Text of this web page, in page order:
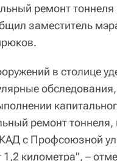
ремонт
заместитель
в столице
ремонт
с Профсоюзной
1,2 километра", –